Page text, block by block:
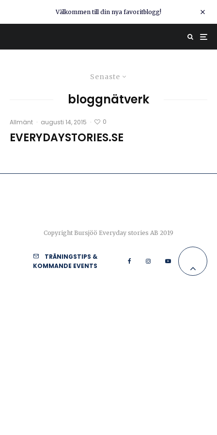
Välkommen till din nya favoritblogg!
Senaste
bloggnätverk
Allmänt · augusti 14, 2015 · 0
EVERYDAYSTORIES.SE
Copyright Bursjöö Everyday stories AB 2019
TRÄNINGSTIPS &
KOMMANDE EVENTS